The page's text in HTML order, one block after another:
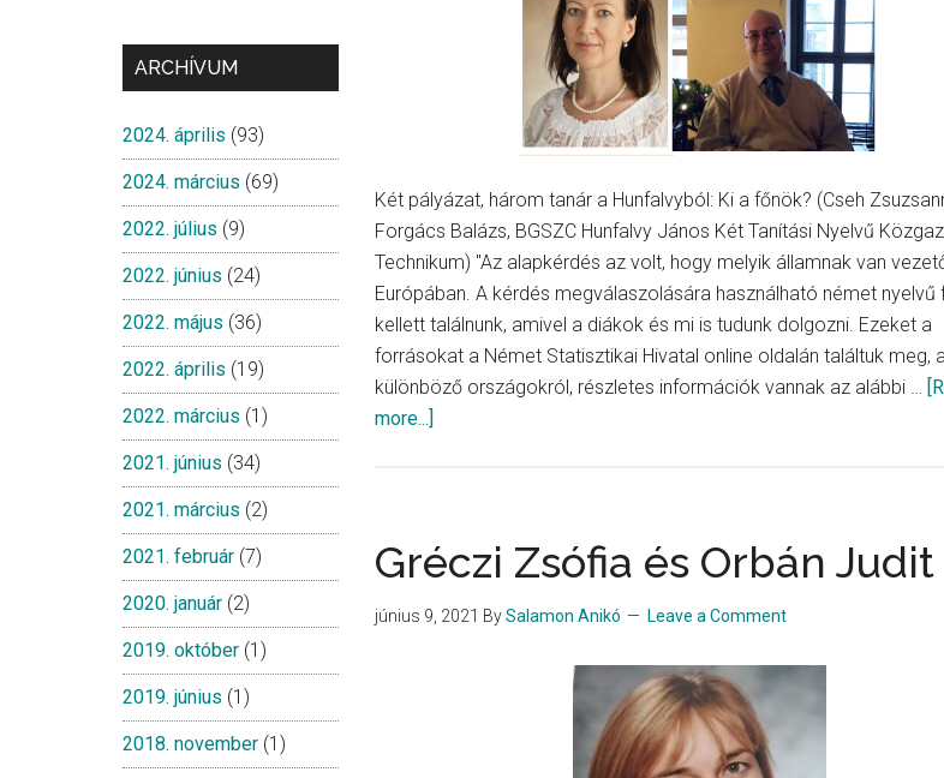
Két pályázat, három tanár a Hunfalvyból: Ki a főnök? (Cseh
Forgács Balázs, BGSZC Hunfalvy János Két Tanítási Nyelvű
Technikum) "Az alapkérdés az volt, hogy melyik államnak van
Európában. A kérdés megválaszolására használható német nyelvű
kellett találnunk, amivel a diákok és mi is tudunk dolgozni. Ezeket a
forrásokat a Német Statisztikai Hivatal online oldalán találtuk meg,
különböző országokról, részletes információk vannak az alábbi …
more...]
Balázs
és
Bakos
Gréczi Zsófia és Orbán Judit
június 9, 2021 BySalamon Anikó Leave a Comment
ARCHÍVUM
2024. április (93)
2024. március (69)
2022. július (9)
2022. június (24)
2022. május (36)
2022. április (19)
2022. március (1)
2021. június (34)
2021. március (2)
2021. február (7)
2020. január (2)
2019. október (1)
2019. június (1)
2018. november (1)